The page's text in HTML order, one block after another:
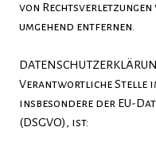
von
umgehend entfernen.
Verantwortliche Stelle
insbesondere der EU-
(DSGVO), ist: